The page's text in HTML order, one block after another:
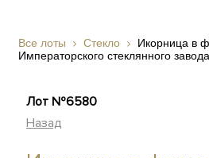
Все лоты Стекло
Икорница в
Императорского стеклянного завода
Лот №6580
Назад